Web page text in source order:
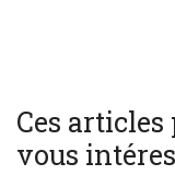
Ces
vous